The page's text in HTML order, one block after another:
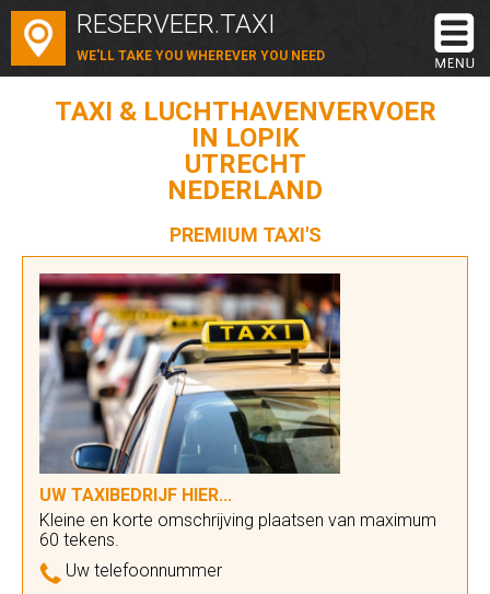
RESERVEER.TAXI
WE'LL TAKE YOU WHEREVER YOU NEED
TAXI & LUCHTHAVENVERVOER
IN LOPIK
UTRECHT
NEDERLAND
PREMIUM TAXI'S
UW TAXIBEDRIJF HIER...
Kleine en korte omschrijving plaatsen van maximum
60 tekens.
Uw telefoonnummer